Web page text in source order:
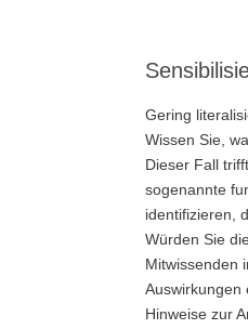
Gering
Wissen Sie,
Dieser Fall
sogenannte
identifizieren,
Würden Sie
Mitwissenden
Auswirkungen
Hinweise zur